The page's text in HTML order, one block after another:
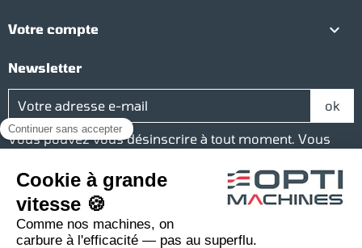
Votre compte 
Newsletter
Vous pouvez vous désinscrire à tout moment. Vous
les conditions d'utilisation du site.
Réseaux sociaux
FacebookYouTubeInstagram
LinkedIn